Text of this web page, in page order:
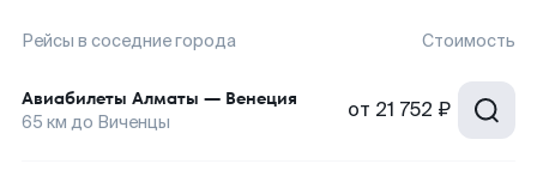
Рейсы в соседние города Стоимость
Авиабилеты Алматы — Венеция
65 км до Виченцы от 21 752 ₽